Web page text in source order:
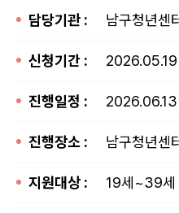
담당기관 : 남구청년센
신청기간 :
진행일정 : 2026.06.13
진행장소 : 남구청년센
지원대상 : 19세~39세